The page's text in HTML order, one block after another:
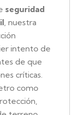
seguridad
, nuestra
intento de
de que
críticas.
como